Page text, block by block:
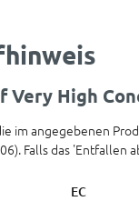
Very High
im angegebenen
Falls das
EC